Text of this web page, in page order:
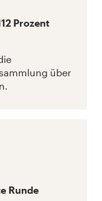
Prozent
über
Runde